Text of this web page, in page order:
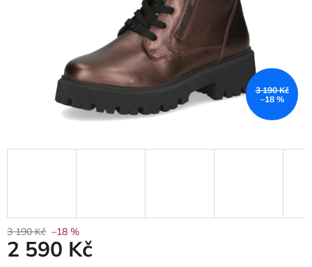
3 190 Kč
–18 %
3 190 Kč –18 %
2 590 Kč